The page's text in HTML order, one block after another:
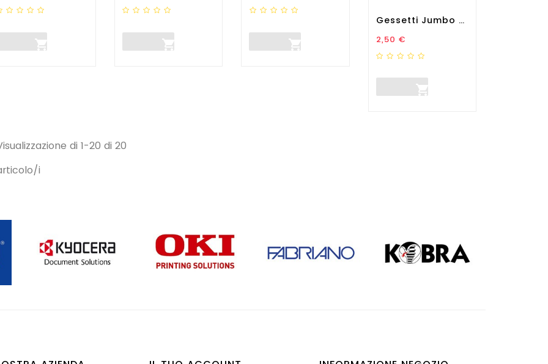
  
Gessetti Jumbo - Ø 20 Mm -...
Prezzo
2,50 €

di 1-20 di 20
i